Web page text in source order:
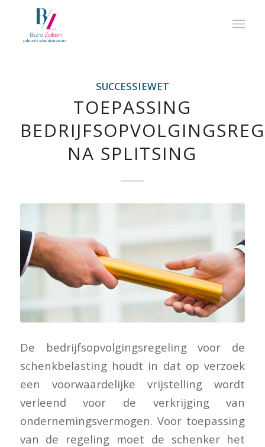
SUCCESSIEWET
TOEPASSING
NA SPLITSING
De bedrijfsopvolgingsregeling voor de
schenkbelasting houdt in dat op verzoek
een voorwaardelijke vrijstelling wordt
verleend voor de verkrijging van
ondernemingsvermogen. Voor toepassing
van de regeling moet de schenker het